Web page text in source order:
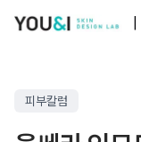
피부칼럼